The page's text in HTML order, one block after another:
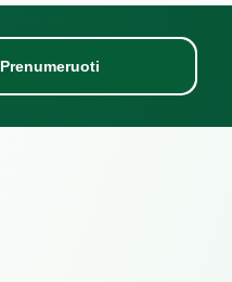
Prenumeruoti